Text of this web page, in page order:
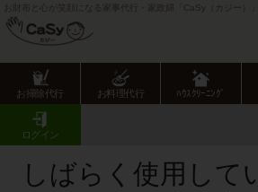
お財布と心が笑顔になる家事代行・家政婦「CaSy（カジー）」
お掃除代行 お料理代行 ﾊｳｽｸﾘｰﾆﾝｸﾞ
ログイン
CaSy TOP
お客様の声･口コミ詳細
しばらく使用して